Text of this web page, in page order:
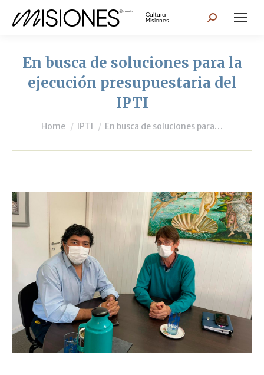
Search:
En busca de soluciones para la
ejecución presupuestaria del
IPTI
You are here:
Home IPTI En busca de soluciones para…